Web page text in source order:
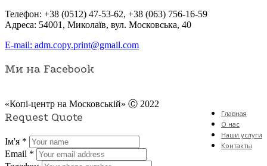
Телефон: +38 (0512) 47-53-62, +38 (063) 756-16-59
Адреса: 54001, Миколаїв, вул. Московська, 40
E-mail: adm.copy.print@gmail.com
Ми на Facebook
Главная
О нас
Наши услуги
Контакты
«Копі-центр на Московській» Ⓒ 2022
Request Quote
Ім'я *
Email *